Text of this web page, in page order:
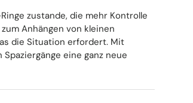
zustande, die mehr Kontrolle
Anhängen von kleinen
die Situation erfordert. Mit
eine ganz neue